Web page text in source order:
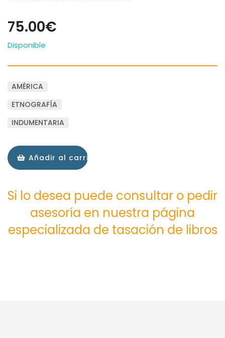
75.00€
Disponible
AMÉRICA
ETNOGRAFÍA
INDUMENTARIA
Añadir al carrito
Si lo desea puede consultar o pedir
asesoría en nuestra página
especializada de tasación de libros